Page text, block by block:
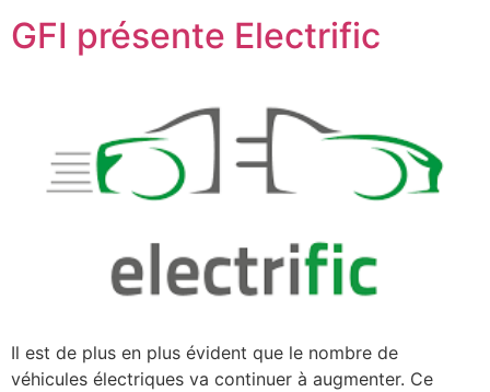
GFI présente Electrific
Il est de plus en plus évident que le nombre de
véhicules électriques va continuer à augmenter. Ce